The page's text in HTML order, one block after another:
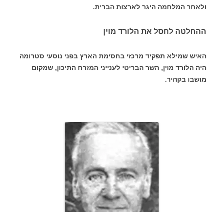
ולאחר המלחמה היגר לארצות הברית.
ההחלטה לחסל את הלורד מוין
האיש שמילא תפקיד מרכזי בחסימת הארץ בפני נוסעי סטרומה
היה הלורד מוין, השר הבריטי לענייני המזרח התיכון, שמקום
מושבו בקהיר.